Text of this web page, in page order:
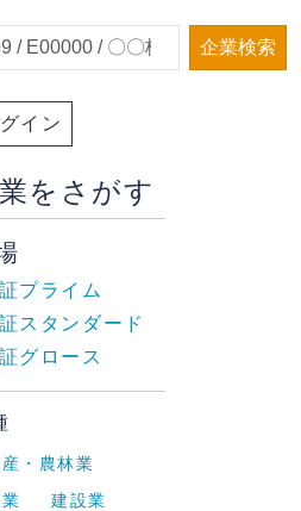
企業検索
イン
をさがす
プライム
スタンダード
グロース
・農林業
建設業